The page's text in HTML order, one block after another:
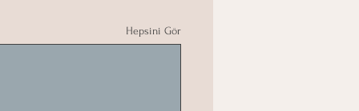
Hepsini Gör